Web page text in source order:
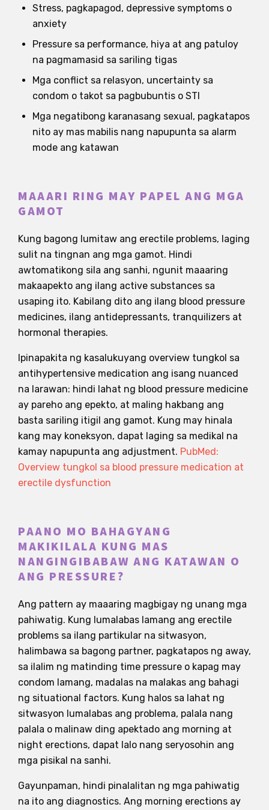
Stress, pagkapagod, depressive symptoms o
anxiety
Pressure sa performance, hiya at ang patuloy
na pagmamasid sa sariling tigas
Mga conflict sa relasyon, uncertainty sa
condom o takot sa pagbubuntis o STI
Mga negatibong karanasang sexual, pagkatapos
nito ay mas mabilis nang napupunta sa alarm
mode ang katawan
MAAARI RING MAY PAPEL ANG MGA
GAMOT
Kung bagong lumitaw ang erectile problems, laging
sulit na tingnan ang mga gamot. Hindi
awtomatikong sila ang sanhi, ngunit maaaring
makaapekto ang ilang active substances sa
usaping ito. Kabilang dito ang ilang blood pressure
medicines, ilang antidepressants, tranquilizers at
hormonal therapies.
Ipinapakita ng kasalukuyang overview tungkol sa
antihypertensive medication ang isang nuanced
na larawan: hindi lahat ng blood pressure medicine
ay pareho ang epekto, at maling hakbang ang
basta sariling itigil ang gamot. Kung may hinala
kang may koneksyon, dapat laging sa medikal na
kamay napupunta ang adjustment. PubMed:
Overview tungkol sa blood pressure medication at
erectile dysfunction
PAANO MO BAHAGYANG
MAKIKILALA KUNG MAS
NANGINGIBABAW ANG KATAWAN O
ANG PRESSURE?
Ang pattern ay maaaring magbigay ng unang mga
pahiwatig. Kung lumalabas lamang ang erectile
problems sa ilang partikular na sitwasyon,
halimbawa sa bagong partner, pagkatapos ng away,
sa ilalim ng matinding time pressure o kapag may
condom lamang, madalas na malakas ang bahagi
ng situational factors. Kung halos sa lahat ng
sitwasyon lumalabas ang problema, palala nang
palala o malinaw ding apektado ang morning at
night erections, dapat lalo nang seryosohin ang
mga pisikal na sanhi.
Gayunpaman, hindi pinalalitan ng mga pahiwatig
na ito ang diagnostics. Ang morning erections ay